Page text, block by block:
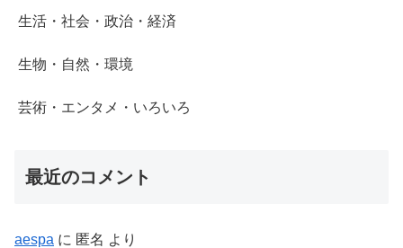
生活・社会・政治・経済
生物・自然・環境
芸術・エンタメ・いろいろ
最近のコメント
aespa に 匿名 より